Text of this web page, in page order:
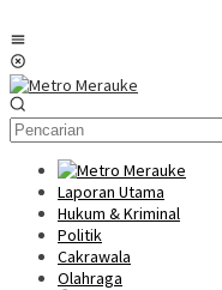
ke
konten
Laporan Utama
Hukum & Kriminal
Politik
Cakrawala
Olahraga